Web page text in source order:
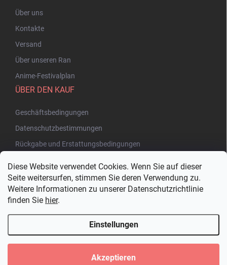
Diese Website verwendet Cookies. Wenn Sie auf dieser
Seite weitersurfen, stimmen Sie deren Verwendung zu.
Weitere Informationen zu unserer Datenschutzrichtlinie
finden Sie hier.
Einstellungen
Akzeptieren
Über uns
Kontakte
Versand
Über unseren Ran
Anime-Festivalplan
ÜBER DEN KAUF
Geschäftsbedingungen
Datenschutzbestimmungen
Rückgabe und Erstattungsbedingungen
Copyright 2026Bakuhatsu.eu. Alle Rechte vorbehalten.Cookie-
Einstellungen ändern